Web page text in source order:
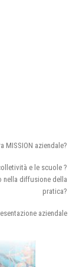
MISSION aziendale?
e le scuole ?
nella diffusione della
pratica?
aziendale